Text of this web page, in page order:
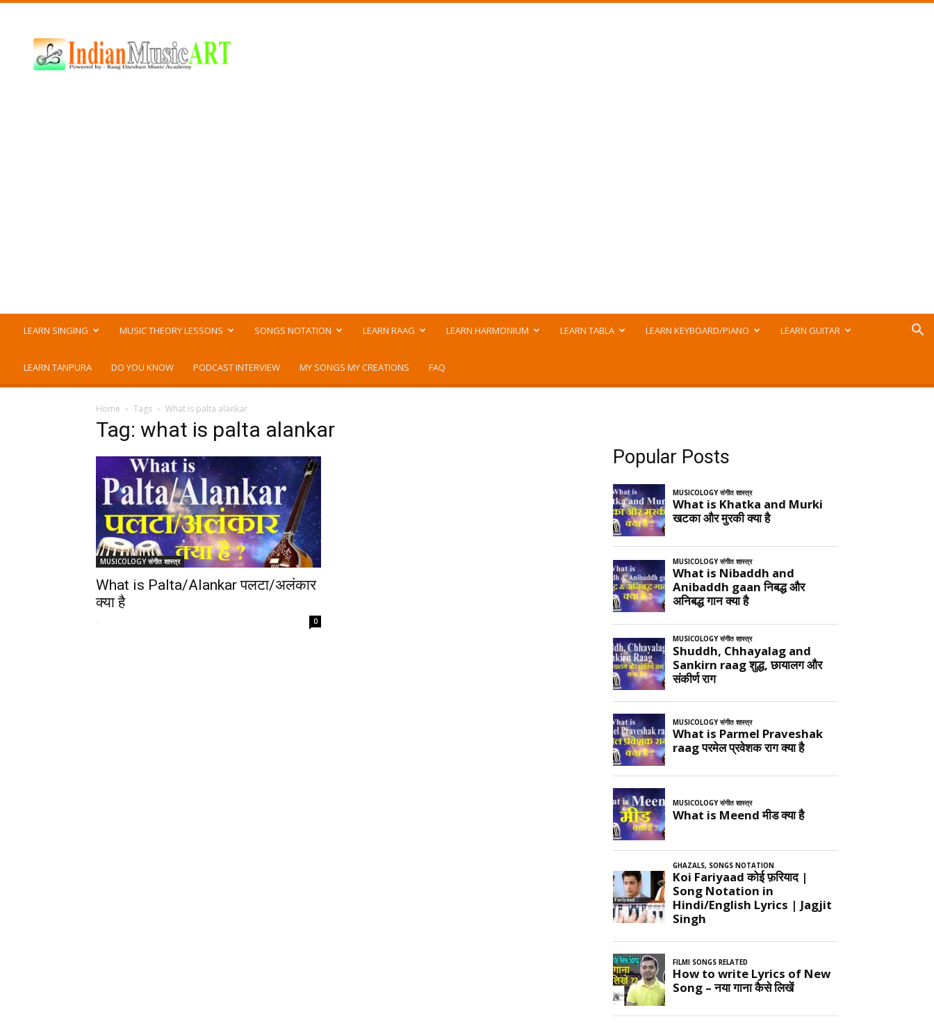
Music
ART
LEARN SINGING MUSIC THEORY LESSONS SONGS NOTATION LEARN RAAG LEARN HARMONIUM LEARN TABLA LEARN KEYBOARD/PIANO LEARN GUITAR
LEARN TANPURA DO YOU KNOW PODCAST INTERVIEW MY SONGS MY CREATIONS FAQ
Home Tags What is palta alankar
Tag: what is palta alankar
MUSICOLOGY संगीत शास्त्र
What is Palta/Alankar पलटा/अलंकार
क्या है
- 0
Popular Posts